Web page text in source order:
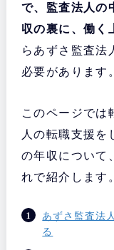
で、監査法人の
収の裏に、働く
らあずさ監査法
必要があります。
このページでは
人の転職支援を
の年収について
れで紹介します。
あずさ監査法
る